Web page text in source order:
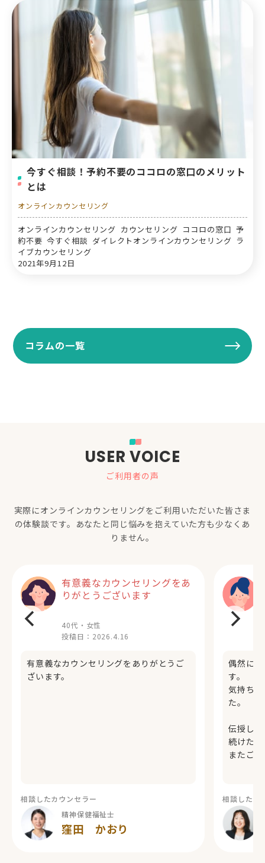
今すぐ相談！予約不要のココロの窓口のメリット
とは
オンラインカウンセリング
オンラインカウンセリング カウンセリング ココロの窓口 予
約不要 今すぐ相談 ダイレクトオンラインカウンセリング ラ
イブカウンセリング
2021年9月12日
コラムの一覧
USER VOICE
ご利用者の声
実際にオンラインカウンセリングをご利用いただいた皆さま
の体験談です。あなたと同じ悩みを抱えていた方も少なくあ
りません。
有意義なカウンセリングをあ
りがとうございます
40代・女性
投稿日： 2026.4.16
有意義なカウンセリングをありがとうご
ざいます。
相談したカウンセラー
精神保健福祉士
窪田 かおり
偶然に
す。
気持ち
た。
伝授し
続けた
またご
相談したカ